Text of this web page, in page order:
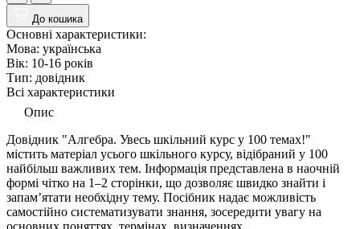
До кошика
Основні характеристики:
Мова: українська
Вік: 10-16 рокiв
Тип: довідник
Всі характеристики
Опис
Довідник "Алгебра. Увесь шкільний курс у 100 темах!"
містить матеріал усього шкільного курсу, відібраний у 100
найбільш важливих тем. Інформація представлена в наочній
формі чітко на 1–2 сторінки, що дозволяє швидко знайти і
запам’ятати необхідну тему. Посібник надає можливість
самостійно систематизувати знання, зосередити увагу на
основних поняттях, термінах, визначеннях.